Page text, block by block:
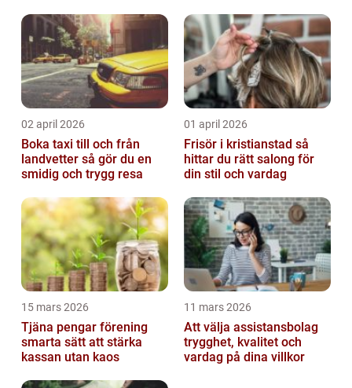
02 april 2026
Boka taxi till och från
landvetter så gör du en
smidig och trygg resa
01 april 2026
Frisör i kristianstad så
hittar du rätt salong för
din stil och vardag
15 mars 2026
Tjäna pengar förening
smarta sätt att stärka
kassan utan kaos
11 mars 2026
Att välja assistansbolag
trygghet, kvalitet och
vardag på dina villkor